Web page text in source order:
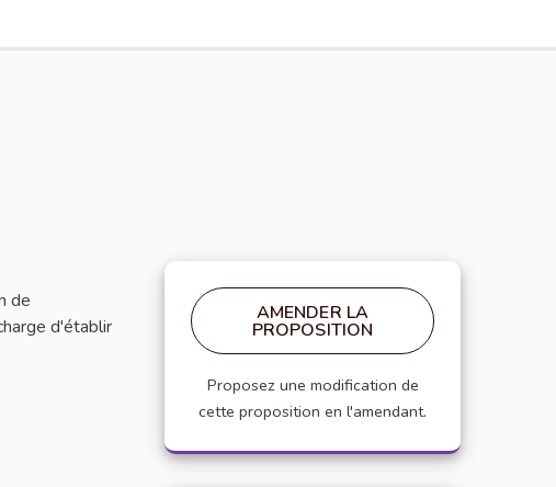
de
d'établir
AMENDER LA
PROPOSITION
Proposez une modification de
cette proposition en l'amendant.